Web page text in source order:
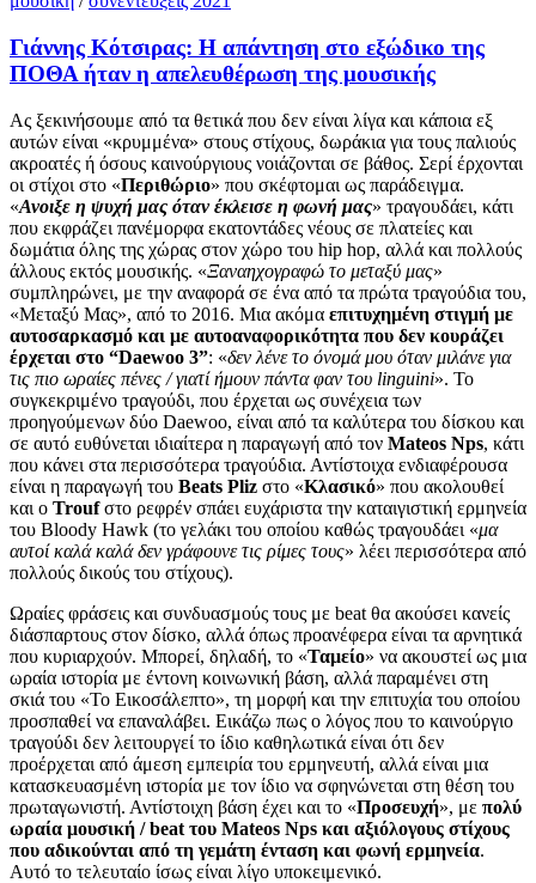
Γιάννης Κότσιρας: Η απάντηση στο εξώδικο της
ΠΟΘΑ ήταν η απελευθέρωση της μουσικής
Ας ξεκινήσουμε από τα θετικά που δεν είναι λίγα και κάποια εξ
αυτών είναι «κρυμμένα» στους στίχους, δωράκια για τους παλιούς
ακροατές ή όσους καινούργιους νοιάζονται σε βάθος. Σερί έρχονται
οι στίχοι στο «Περιθώριο» που σκέφτομαι ως παράδειγμα.
«Ανοιξε η ψυχή μας όταν έκλεισε η φωνή μας» τραγουδάει, κάτι
που εκφράζει πανέμορφα εκατοντάδες νέους σε πλατείες και
δωμάτια όλης της χώρας στον χώρο του hip hop, αλλά και πολλούς
άλλους εκτός μουσικής. «Ξαναηχογραφώ το μεταξύ μας»
συμπληρώνει, με την αναφορά σε ένα από τα πρώτα τραγούδια του,
«Μεταξύ Μας», από το 2016. Μια ακόμα επιτυχημένη στιγμή με
αυτοσαρκασμό και με αυτοαναφορικότητα που δεν κουράζει
έρχεται στο “Daewoo 3”: «δεν λένε το όνομά μου όταν μιλάνε για
τις πιο ωραίες πένες / γιατί ήμουν πάντα φαν του linguini». Το
συγκεκριμένο τραγούδι, που έρχεται ως συνέχεια των
προηγούμενων δύο Daewoo, είναι από τα καλύτερα του δίσκου και
σε αυτό ευθύνεται ιδιαίτερα η παραγωγή από τον Mateos Nps, κάτι
που κάνει στα περισσότερα τραγούδια. Αντίστοιχα ενδιαφέρουσα
είναι η παραγωγή του Beats Pliz στο «Κλασικό» που ακολουθεί
και ο Troufστο ρεφρέν σπάει ευχάριστα την καταιγιστική ερμηνεία
του Bloody Hawk (το γελάκι του οποίου καθώς τραγουδάει «μα
αυτοί καλά καλά δεν γράφουνε τις ρίμες τους» λέει περισσότερα από
πολλούς δικούς του στίχους).
Ωραίες φράσεις και συνδυασμούς τους με beat θα ακούσει κανείς
διάσπαρτους στον δίσκο, αλλά όπως προανέφερα είναι τα αρνητικά
που κυριαρχούν. Μπορεί, δηλαδή, το «Ταμείο» να ακουστεί ως μια
ωραία ιστορία με έντονη κοινωνική βάση, αλλά παραμένει στη
σκιά του «Το Εικοσάλεπτο», τη μορφή και την επιτυχία του οποίου
προσπαθεί να επαναλάβει. Εικάζω πως ο λόγος που το καινούργιο
τραγούδι δεν λειτουργεί το ίδιο καθηλωτικά είναι ότι δεν
προέρχεται από άμεση εμπειρία του ερμηνευτή, αλλά είναι μια
κατασκευασμένη ιστορία με τον ίδιο να σφηνώνεται στη θέση του
πρωταγωνιστή. Αντίστοιχη βάση έχει και το «Προσευχή», με πολύ
ωραία μουσική / beat του Mateos Nps και αξιόλογους στίχους
που αδικούνται από τη γεμάτη ένταση και φωνή ερμηνεία.
Αυτό το τελευταίο ίσως είναι λίγο υποκειμενικό.